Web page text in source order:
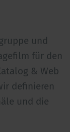
und
für den
& Web
definieren
und die